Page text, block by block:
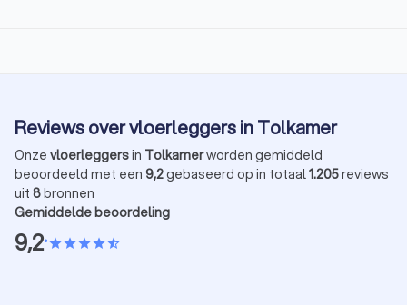
Reviews over vloerleggers in Tolkamer
Onze vloerleggersin Tolkamerworden gemiddeld
beoordeeld met een 9,2gebaseerd op in totaal1.205reviews
uit 8bronnen
Gemiddelde beoordeling
9,2•starstarstarstarstar_half